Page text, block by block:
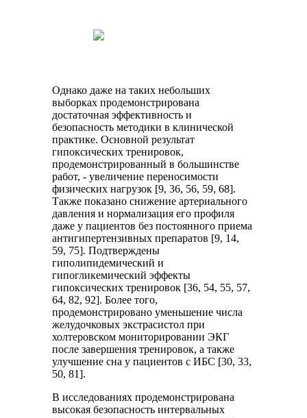
Однако даже на таких небольших
выборках продемонстрирована
достаточная эффективность и
безопасность методики в клинической
практике. Основной результат
гипоксических тренировок,
продемонстрированный в большинстве
работ, - увеличение переносимости
физических нагрузок [9, 36, 56, 59, 68].
Также показано снижение артериального
давления и нормализация его профиля
даже у пациентов без постоянного приема
антигипертензивных препаратов [9, 14,
59, 75]. Подтверждены
гиполипидемический и
гипогликемический эффекты
гипоксических тренировок [36, 54, 55, 57,
64, 82, 92]. Более того,
продемонстрировано уменьшение числа
желудочковых экстрасистол при
холтеровском мониторировании ЭКГ
после завершения тренировок, а также
улучшение сна у пациентов с ИБС [30, 33,
50, 81].
В исследованиях продемонстрирована
высокая без­опасность интервальных